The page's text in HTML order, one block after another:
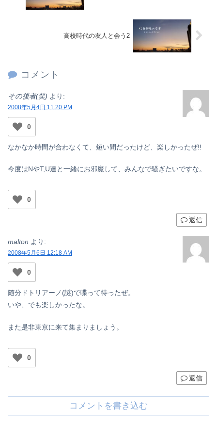
高校時代の友人と会う2
コメント
その後者(笑) より:
2008年5月4日 11:20 PM
0
なかなか時間が合わなくて、短い間だったけど、楽しかったぜ!!
今度はNやT,U達と一緒にお邪魔して、みんなで騒ぎたいですな。
0
返信
malton より:
2008年5月6日 12:18 AM
0
随分ドトリアーノ(謎)で喋って待ったぜ。
いや、でも楽しかったな。
また是非東京に来て集まりましょう。
0
返信
コメントを書き込む